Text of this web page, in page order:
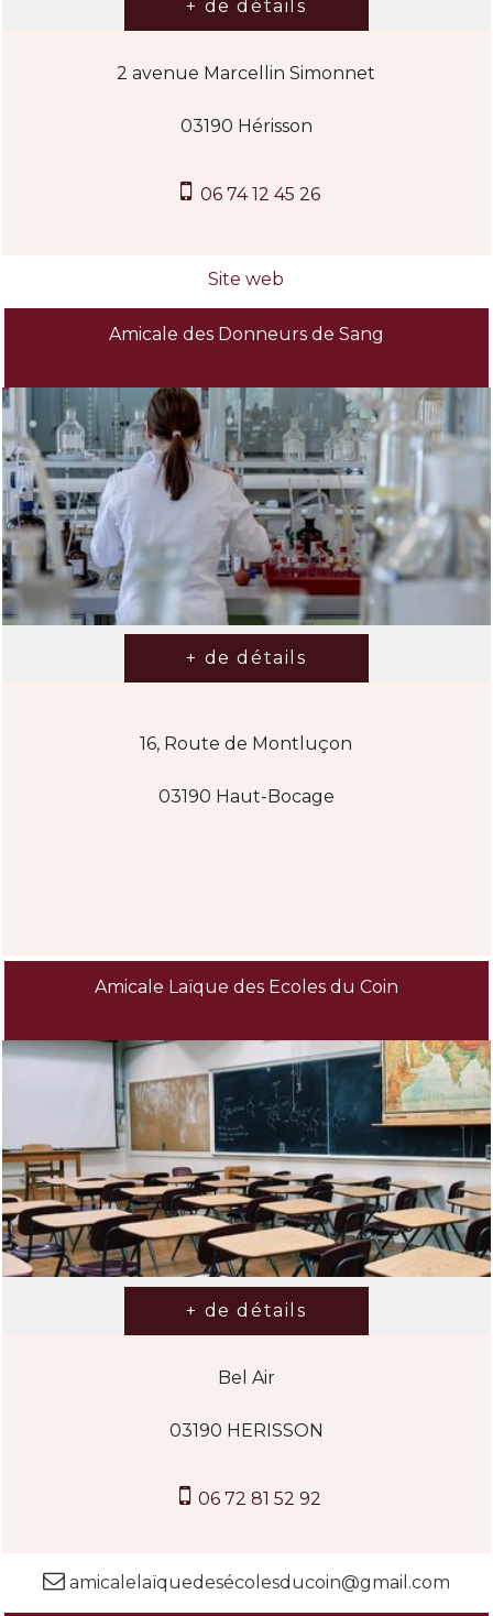
2 avenue Marcellin Simonnet
03190 Hérisson
06 74 12 45 26
Amicale des Donneurs de Sang
16, Route de Montluçon
03190 Haut-Bocage
Amicale Laïque des Ecoles du Coin
Bel Air
03190 HERISSON
06 72 81 52 92
amicalelaïquedesécolesducoin@gmail.com